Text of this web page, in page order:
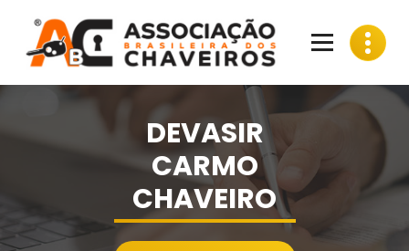
conteúdo
DEVASIR
CARMO
CHAVEIRO